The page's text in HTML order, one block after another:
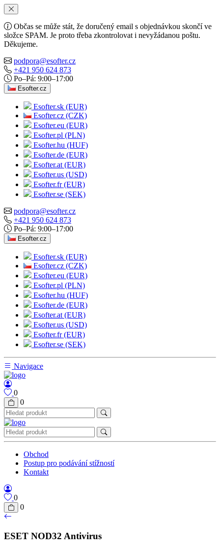
Občas se může stát, že doručený email s objednávkou skončí ve
složce SPAM. Je proto třeba zkontrolovat i nevyžádanou poštu.
Děkujeme.
podpora@esofter.cz
+421 950 624 873
Po–Pá: 9:00–17:00
Esofter.cz
Esofter.sk (EUR)
Esofter.cz (CZK)
Esofter.eu (EUR)
Esofter.pl (PLN)
Esofter.hu (HUF)
Esofter.de (EUR)
Esofter.at (EUR)
Esofter.us (USD)
Esofter.fr (EUR)
Esofter.se (SEK)
podpora@esofter.cz
+421 950 624 873
Po–Pá: 9:00–17:00
Esofter.cz
Esofter.sk (EUR)
Esofter.cz (CZK)
Esofter.eu (EUR)
Esofter.pl (PLN)
Esofter.hu (HUF)
Esofter.de (EUR)
Esofter.at (EUR)
Esofter.us (USD)
Esofter.fr (EUR)
Esofter.se (SEK)
Navigace
0
0
Obchod
Postup pro podávání stížností
Kontakt
0
0
ESET NOD32 Antivirus